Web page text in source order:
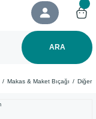
ARA
Makas & Maket Bıçağı Diğer